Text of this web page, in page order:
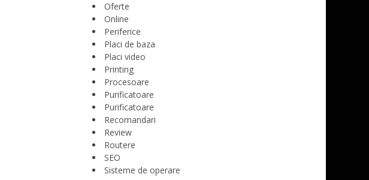
Oferte
Online
Periferice
Placi de baza
Placi video
Printing
Procesoare
Purificatoare
Purificatoare
Recomandari
Review
Routere
SEO
Sisteme de operare